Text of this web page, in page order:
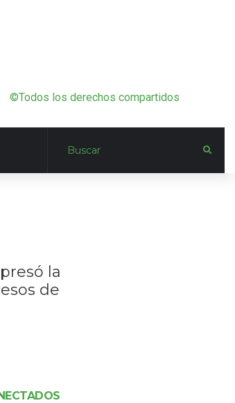
©Todos los derechos compartidos
la
de